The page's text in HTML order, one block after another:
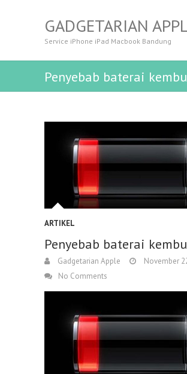
GADGETARIAN
Service iPhone iPad Macbook Bandung
Penyebab baterai
ARTIKEL
Penyebab baterai
Gadgetarian Apple
November
No Comments